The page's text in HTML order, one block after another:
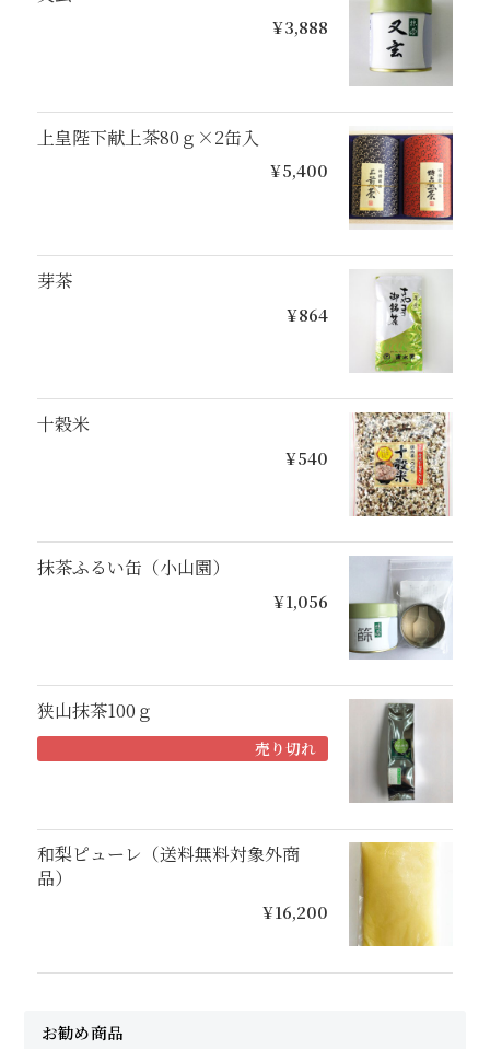
¥3,888
上皇陛下献上茶80ｇ×2缶入
¥5,400
芽茶
¥864
十穀米
¥540
抹茶ふるい缶（小山園）
¥1,056
狭山抹茶100ｇ
売り切れ
和梨ピューレ（送料無料対象外商
品）
¥16,200
お勧め商品